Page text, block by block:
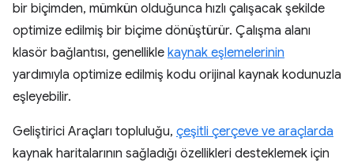
bir biçimden, mümkün olduğunca hızlı çalışacak şekilde
optimize edilmiş bir biçime dönüştürür. Çalışma alanı
klasör bağlantısı, genellikle kaynak eşlemelerinin
yardımıyla optimize edilmiş kodu orijinal kaynak kodunuzla
eşleyebilir.
Geliştirici Araçları topluluğu, çeşitli çerçeve ve araçlarda
kaynak haritalarının sağladığı özellikleri desteklemek için